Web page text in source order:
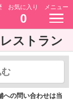
お気に入り
0
メニュー
ストラン
への問い合わせは当